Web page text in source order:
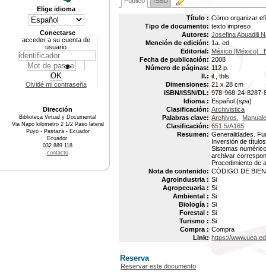
Título : Cómo organizar
Tipo de documento: texto impreso
Autores: Josefina Abuadili
Mención de edición: 1a. ed
Editorial: México [México] :
Fecha de publicación: 2008
Número de páginas: 112 p.
Il.: il., tbls.
Dimensiones: 21 x 28 cm
ISBN/ISSN/DL: 978-968-24-8287-
Idioma : Español (spa)
Clasificación: Archivistica
Palabras clave: Archivos.
Clasificación: 651.5/A165
Resumen: Generalidades.
Inversión de
Sistemas
archivar
Procedimiento de
Nota de contenido: CÓDIGO DE
Agroindustria : Si
Agropecuaria : Si
Ambiental : Si
Biología : Si
Forestal : Si
Turismo : Si
Compra : Compra
Link: https://
Reserva
Reservar este documento
Elige idioma
Conectarse
acceder a su cuenta de
usuario
Olvidé mi contraseña
Dirección
Biblioteca Virtual y Documental
Via Napo kilometro 2 1/2 Paso lateral
Puyo - Pastaza - Ecuador
Ecuador
032 889 118
contacto